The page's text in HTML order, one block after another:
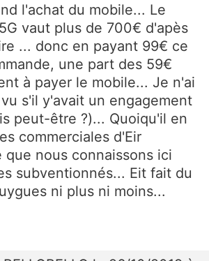
l'achat du mobile... Le
vaut plus de 700€ d'apès
... donc en payant 99€ ce
une part des 59€
à payer le mobile... Je n'ai
s'il y'avait un engagement
peut-être ?)... Quoiqu'il en
commerciales d'Eir
que nous connaissons ici
subventionnés... Eit fait du
ni plus ni moins...